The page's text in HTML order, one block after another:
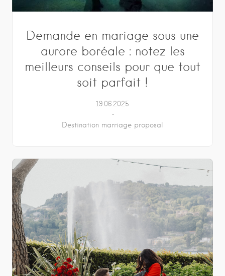
Demande en mariage sous une
aurore boréale : notez les
meilleurs conseils pour que tout
soit parfait !
19.06.2025
Destination marriage proposal